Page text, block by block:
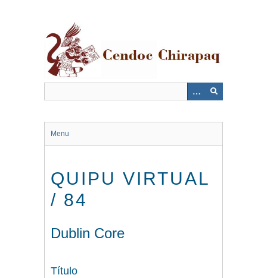
Menu
QUIPU VIRTUAL
/ 84
Dublin Core
Título